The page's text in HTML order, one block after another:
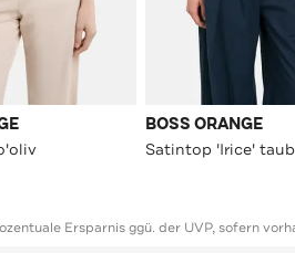
BOSS ORANGE
Satintop 'Irice'
Ersparnis ggü. der UVP, sofern